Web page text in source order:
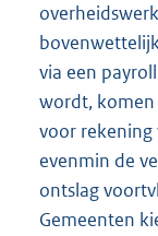
via een
wordt, komen
voor rekening
evenmin de
ontslag
Gemeenten